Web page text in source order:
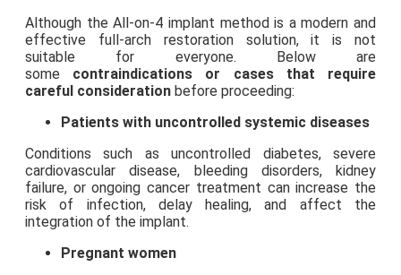
Although the All-on-4 implant method is a modern and
effective full-arch restoration solution, it is not
suitable for everyone. Below are
some contraindications or cases that require
careful consideration before proceeding:
Patients with uncontrolled systemic diseases
Conditions such as uncontrolled diabetes, severe
cardiovascular disease, bleeding disorders, kidney
failure, or ongoing cancer treatment can increase the
risk of infection, delay healing, and affect the
integration of the implant.
Pregnant women